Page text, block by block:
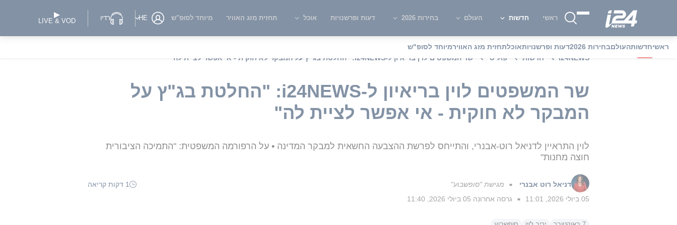
ראשי חדשות העולם בחירות 2026 דעות ופרשנויות אוכל תחזית מזג האוויר מיוחד לסופ"ש HE רדיו LIVE & VOD
ראשיחדשותהעולםבחירות 2026 דעות ופרשנויותאוכלתחזית מזג האווירמיוחד לסופ"ש
i24NEWS
חדשות פוליטי שר המשפטים לוין בריאיון ל-i24NEWS: "החלטת בג"ץ על המבקר לא חוקית - אי אפשר לציית לה"
שר המשפטים לוין בריאיון ל-i24NEWS: "החלטת בג"ץ על
המבקר לא חוקית - אי אפשר לציית לה"
לוין התראיין לדניאל רוט-אבנרי, והתייחס לפרשת ההצבעה החשאית למבקר המדינה • על הרפורמה המשפטית: "התמיכה הציבורית
חוצה מחנות"
דניאל רוט אבנרי ■ מגישת "סופשבוע"
1 דקות קריאה
05 ביולי 2026, 11:01
■ גרסה אחרונה 05 ביולי 2026, 11:40